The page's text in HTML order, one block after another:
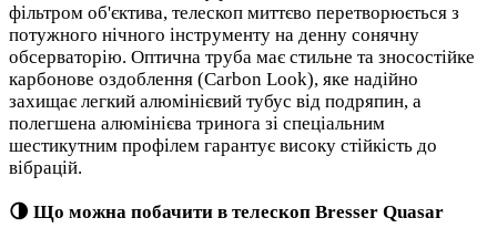
фільтром об'єктива, телескоп миттєво перетворюється з
потужного нічного інструменту на денну сонячну
обсерваторію. Оптична труба має стильне та зносостійке
карбонове оздоблення (Carbon Look), яке надійно
захищає легкий алюмінієвий тубус від подряпин, а
полегшена алюмінієва тринога зі спеціальним
шестикутним профілем гарантує високу стійкість до
вібрацій.
🌗 Що можна побачити в телескоп Bresser Quasar